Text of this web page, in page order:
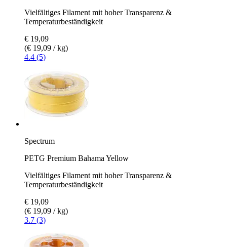
Vielfältiges Filament mit hoher Transparenz &
Temperaturbeständigkeit
€ 19,09
(€ 19,09 / kg)
4.4 (5)
Spectrum
PETG Premium Bahama Yellow
Vielfältiges Filament mit hoher Transparenz &
Temperaturbeständigkeit
€ 19,09
(€ 19,09 / kg)
3.7 (3)